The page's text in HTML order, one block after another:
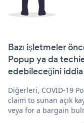
Bazı işletmeler
Popup ya da
edebileceğini
Diğerleri, COVID-19
claim to sunan açık
veya for a bargain